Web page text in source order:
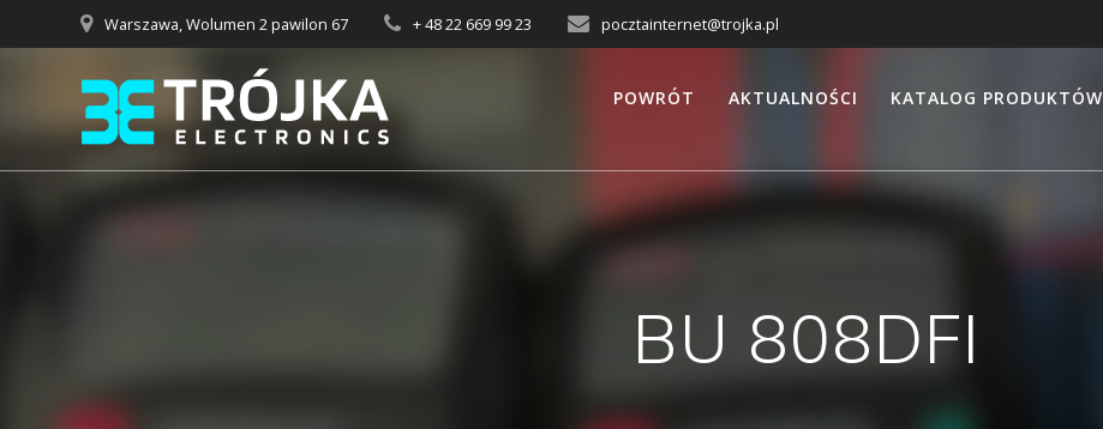
do
Warszawa, Wolumen 2 pawilon 67 + 48 22 669 99 23 pocztainternet@trojka.pl
POWRÓT AKTUALNOŚCI KATALOG PRODUKTÓW
BU 808DFI